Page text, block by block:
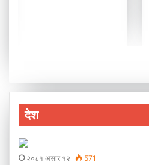
देश
२०८१ असार १२ 571